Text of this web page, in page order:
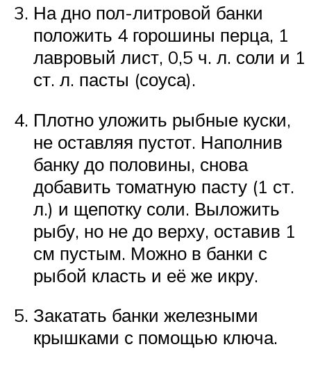
На дно пол-литровой банки
положить 4 горошины перца, 1
лавровый лист, 0,5 ч. л. соли и 1
ст. л. пасты (соуса).
Плотно уложить рыбные куски,
не оставляя пустот. Наполнив
банку до половины, снова
добавить томатную пасту (1 ст.
л.) и щепотку соли. Выложить
рыбу, но не до верху, оставив 1
см пустым. Можно в банки с
рыбой класть и её же икру.
Закатать банки железными
крышками с помощью ключа.